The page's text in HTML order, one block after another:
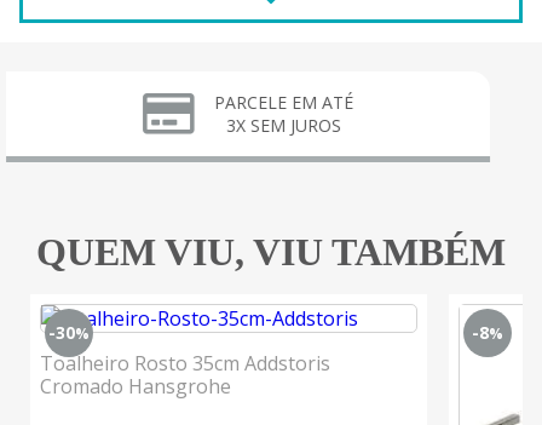
PARCELE EM ATÉ
3X SEM JUROS
QUEM VIU, VIU TAMBÉM
-30%
Toalheiro Rosto 35cm Addstoris
Cromado Hansgrohe
-8%